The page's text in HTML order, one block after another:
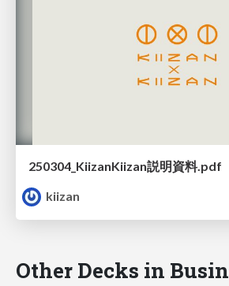
250304_KiizanKiizan説明資料.pdf
kiizan
Other Decks in